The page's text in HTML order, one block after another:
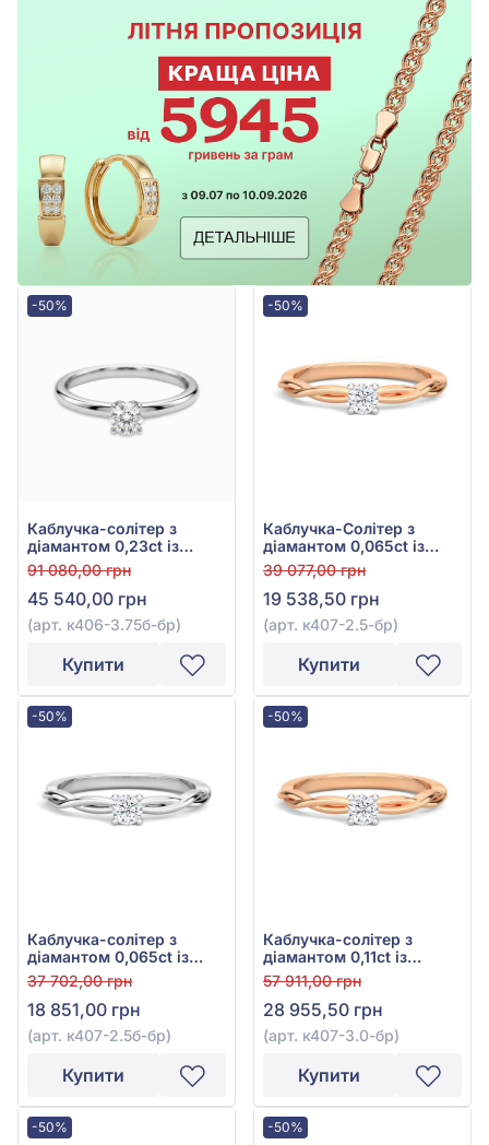
-50%
Каблучка-солітер з
діамантом 0,23ct із
білого золота 585°, арт.
к406-3.75б-бр
91 080,00 грн
45 540,00 грн
(арт. к406-3.75б-бр)
Купити
-50%
Каблучка-Солітер з
діамантом 0,065ct із
червоного золота 585°,
арт. к407-2.5к-бр
39 077,00 грн
19 538,50 грн
(арт. к407-2.5-бр)
Купити
-50%
Каблучка-солітер з
діамантом 0,065ct із
білого золота 585°, арт.
к407-2.5б-бр
37 702,00 грн
18 851,00 грн
(арт. к407-2.5б-бр)
Купити
-50%
Каблучка-солітер з
діамантом 0,11ct із
червоного золота 585°,
арт. к407-3.0к-бр
57 911,00 грн
28 955,50 грн
(арт. к407-3.0-бр)
Купити
-50% -50%